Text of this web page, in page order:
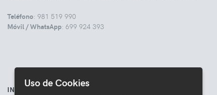
Teléfono: 981 519 990
Móvil / WhatsApp: 699 924 393
INFORMACIÓN
Uso de Cookies